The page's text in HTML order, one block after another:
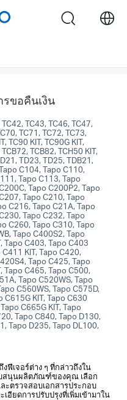
search
รขอคืนเงิน
TC43, TC46, TC47,
TC71, TC72, TC73,
TC90 KIT, TC90G KIT,
TCB82, TCH50 KIT,
TD23, TD25, TDB21,
C104, Tapo C110,
Tapo C113, Tapo
Tapo C200P2, Tapo
Tapo C210, Tapo
C216, Tapo C21A, Tapo
Tapo C232, Tapo
C260, Tapo C310, Tapo
Tapo C400S2, Tapo
Tapo C403, Tapo C403
KIT, Tapo C420,
Tapo C425, Tapo
Tapo C465, Tapo C500,
Tapo C520WS, Tapo
C560WS, Tapo C575D,
C615G KIT, Tapo C630
C665G KIT, Tapo
Tapo C840, Tapo D130,
Tapo D235, Tapo DL100,
ฟีเจอร์ต่าง ๆ ที่กล่าวถึงใน
สนุนผลิตภัณฑ์ของคุณ เลือก
ะตรวจสอบเอกสารประกอบ
อียดการปรับปรุงที่เพิ่มเข้ามาใน